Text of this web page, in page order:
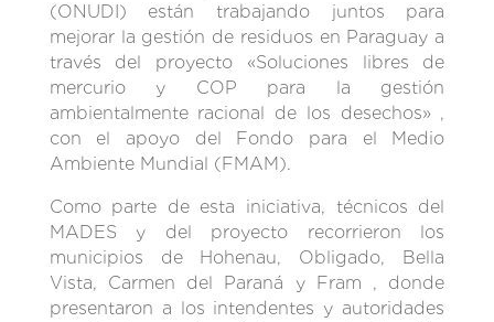
(ONUDI) están trabajando juntos para
mejorar la gestión de residuos en Paraguay a
través del proyecto «Soluciones libres de
mercurio y COP para la gestión
ambientalmente racional de los desechos» ,
con el apoyo del Fondo para el Medio
Ambiente Mundial (FMAM).
Como parte de esta iniciativa, técnicos del
MADES y del proyecto recorrieron los
municipios de Hohenau, Obligado, Bella
Vista, Carmen del Paraná y Fram , donde
presentaron a los intendentes y autoridades